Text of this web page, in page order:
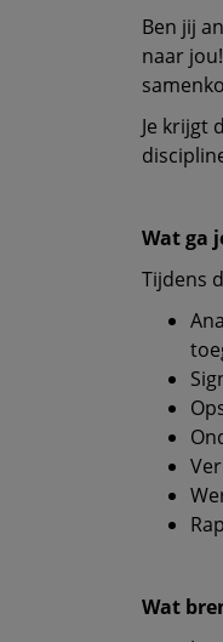
Ben jij
naar
Je krijgt
Wat ga
Tijdens
Wat